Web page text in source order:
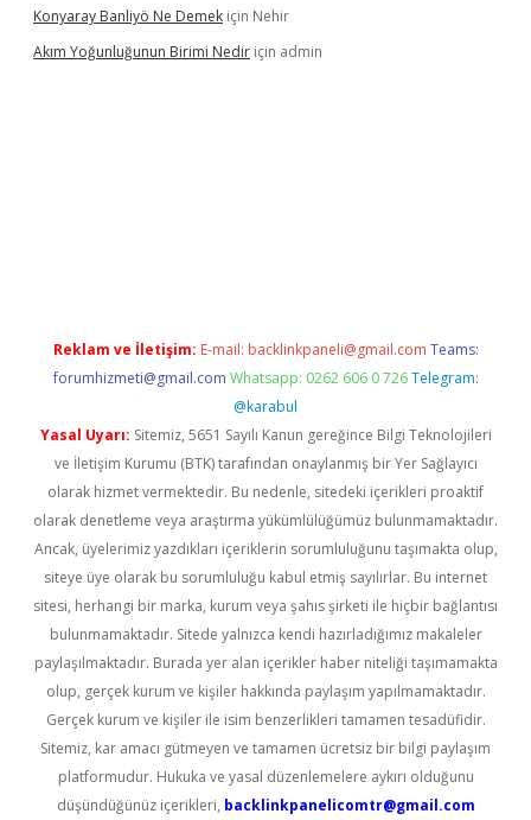
Konyaray Banliyö Ne Demek için Nehir
Akım Yoğunluğunun Birimi Nedir için admin
Reklam ve İletişim: E-mail: backlinkpaneli@gmail.com Teams:
forumhizmeti@gmail.com Whatsapp: 0262 606 0 726 Telegram:
@karabul
Yasal Uyarı: Sitemiz, 5651 Sayılı Kanun gereğince Bilgi Teknolojileri
ve İletişim Kurumu (BTK) tarafından onaylanmış bir Yer Sağlayıcı
olarak hizmet vermektedir. Bu nedenle, sitedeki içerikleri proaktif
olarak denetleme veya araştırma yükümlülüğümüz bulunmamaktadır.
Ancak, üyelerimiz yazdıkları içeriklerin sorumluluğunu taşımakta olup,
siteye üye olarak bu sorumluluğu kabul etmiş sayılırlar. Bu internet
sitesi, herhangi bir marka, kurum veya şahıs şirketi ile hiçbir bağlantısı
bulunmamaktadır. Sitede yalnızca kendi hazırladığımız makaleler
paylaşılmaktadır. Burada yer alan içerikler haber niteliği taşımamakta
olup, gerçek kurum ve kişiler hakkında paylaşım yapılmamaktadır.
Gerçek kurum ve kişiler ile isim benzerlikleri tamamen tesadüfidir.
Sitemiz, kar amacı gütmeyen ve tamamen ücretsiz bir bilgi paylaşım
platformudur. Hukuka ve yasal düzenlemelere aykırı olduğunu
düşündüğünüz içerikleri, backlinkpanelicomtr@gmail.com